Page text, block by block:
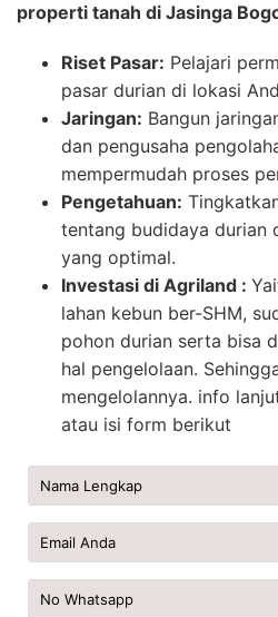
properti tanah di Jasinga
Riset Pasar: Pelajari
pasar durian di lokasi
Jaringan: Bangun
dan pengusaha
mempermudah proses
Pengetahuan:
tentang budidaya durian
yang optimal.
Investasi di Agriland :
lahan kebun ber-SHM,
pohon durian serta bisa
hal pengelolaan.
mengelolannya. info
atau isi form berikut